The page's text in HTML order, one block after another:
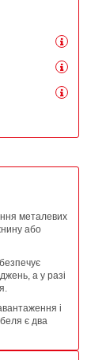
металевих
або
а у разі
і
є два